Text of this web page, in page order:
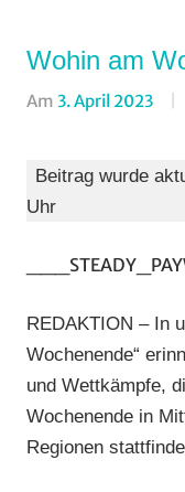
Wohin am
Am 3. April 2023
Beitrag wurde
Uhr
REDAKTION – In
Wochenende“
und Wettkämpfe,
Wochenende in
Regionen